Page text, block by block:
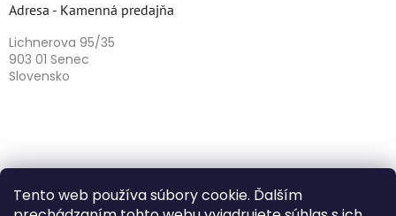
Tento web používa súbory cookie. Ďalším
Adresa - Kamenná predajňa
Lichnerova 95/35
903 01 Senec
Slovensko